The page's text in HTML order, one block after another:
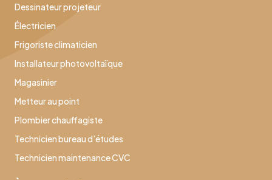
Dessinateur projeteur
Électricien
Frigoriste climaticien
Installateur photovoltaïque
Magasinier
Metteur au point
Plombier chauffagiste
Technicien bureau d’études
Technicien maintenance CVC